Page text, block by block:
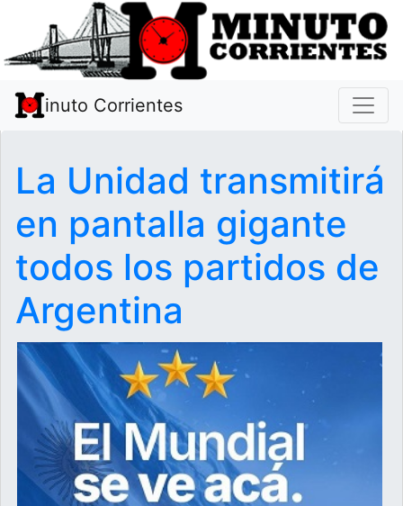
inuto Corrientes
La Unidad transmitirá
en pantalla gigante
todos los partidos de
Argentina